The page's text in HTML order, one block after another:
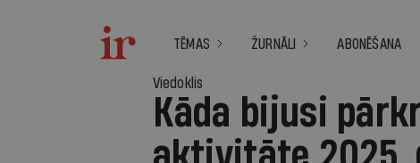
TĒMAS ŽURNĀLI ABONĒŠANA
Viedoklis
Kāda bijusi